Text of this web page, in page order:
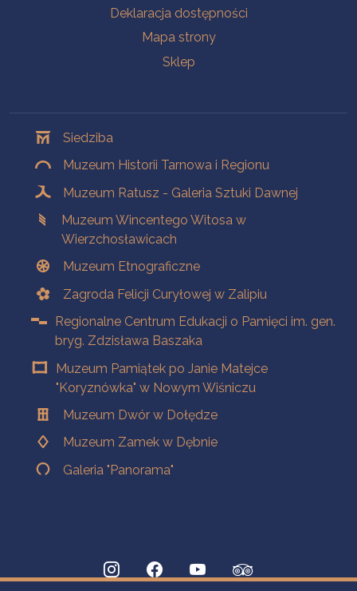
Deklaracja dostępności
Mapa strony
Sklep
Siedziba
Muzeum Historii Tarnowa i Regionu
Muzeum Ratusz - Galeria Sztuki Dawnej
Muzeum Wincentego Witosa w
Wierzchosławicach
Muzeum Etnograficzne
Zagroda Felicji Curyłowej w Zalipiu
Regionalne Centrum Edukacji o Pamięci im. gen.
bryg. Zdzisława Baszaka
Muzeum Pamiątek po Janie Matejce
"Koryznówka" w Nowym Wiśniczu
Muzeum Dwór w Dołędze
Muzeum Zamek w Dębnie
Galeria "Panorama"